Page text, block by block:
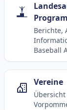
Berichte,
Baseball
Vereine